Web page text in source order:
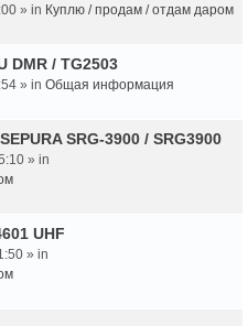
» in Куплю / продам / отдам даром
DMR / TG2503
» in Общая информация
SRG-3900 / SRG3900
» in
UHF
» in